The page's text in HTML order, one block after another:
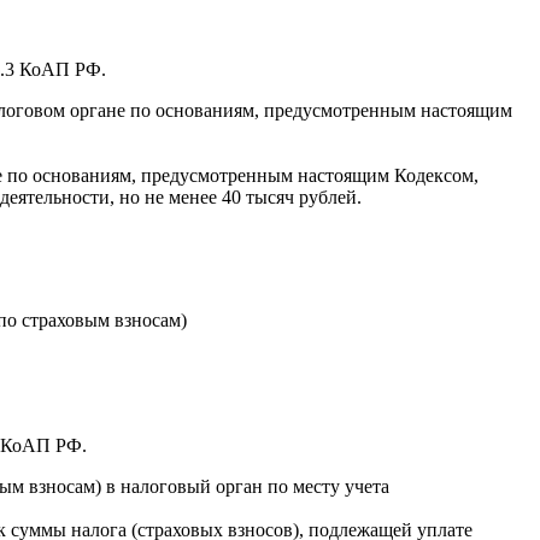
КоАП РФ.
органе по основаниям, предусмотренным настоящим
по основаниям, предусмотренным настоящим Кодексом,
но не менее 40 тысяч рублей.
страховым взносам)
КоАП РФ.
взносам) в налоговый орган по месту учета
суммы налога (страховых взносов), подлежащей уплате